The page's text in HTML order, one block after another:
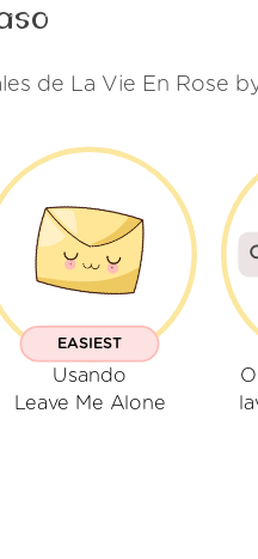
de La Vie En Rose
EASIEST
Usando
Leave Me Alone